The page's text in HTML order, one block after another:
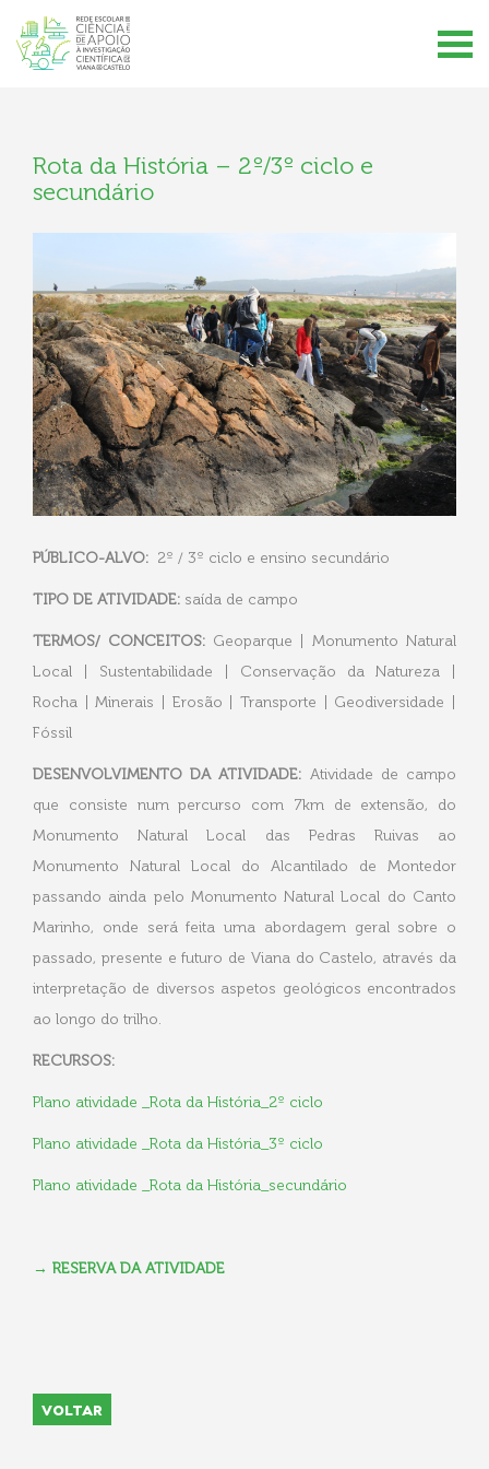
Rota da História – 2º/3º ciclo e
secundário
PÚBLICO-ALVO: 2º / 3º ciclo e ensino secundário
TIPO DE ATIVIDADE: saída de campo
TERMOS/ CONCEITOS: Geoparque | Monumento Natural
Local | Sustentabilidade | Conservação da Natureza |
Rocha | Minerais | Erosão | Transporte | Geodiversidade |
Fóssil
DESENVOLVIMENTO DA ATIVIDADE: Atividade de campo
que consiste num percurso com 7km de extensão, do
Monumento Natural Local das Pedras Ruivas ao
Monumento Natural Local do Alcantilado de Montedor
passando ainda pelo Monumento Natural Local do Canto
Marinho, onde será feita uma abordagem geral sobre o
passado, presente e futuro de Viana do Castelo, através da
interpretação de diversos aspetos geológicos encontrados
ao longo do trilho.
RECURSOS:
Plano atividade _Rota da História_2º ciclo
Plano atividade _Rota da História_3º ciclo
Plano atividade _Rota da História_secundário
→ RESERVA DA ATIVIDADE
VOLTAR